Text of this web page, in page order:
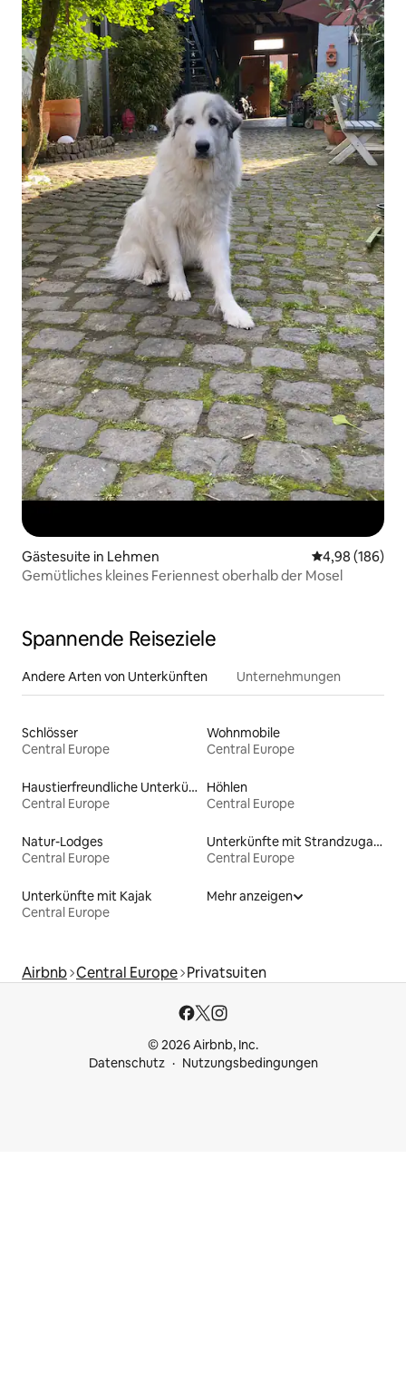
Gästesuite in Lehmen
4,98 (186)
Gemütliches kleines Feriennest oberhalb der Mosel
Spannende Reiseziele
Andere Arten von Unterkünften Unternehmungen
Schlösser
Central Europe
Wohnmobile
Central Europe
Haustierfreundliche Unterkünfte
Central Europe
Höhlen
Central Europe
Natur-Lodges
Central Europe
Unterkünfte mit Strandzugang
Central Europe
Unterkünfte mit Kajak
Central Europe
Mehr anzeigen
Airbnb Central Europe Privatsuiten
© 2026 Airbnb, Inc.
Datenschutz
Nutzungsbedingungen